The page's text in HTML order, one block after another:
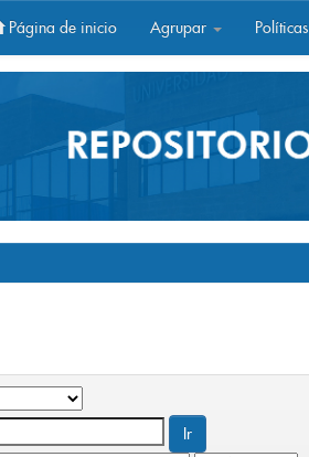
Página de inicio Agrupar Políticas